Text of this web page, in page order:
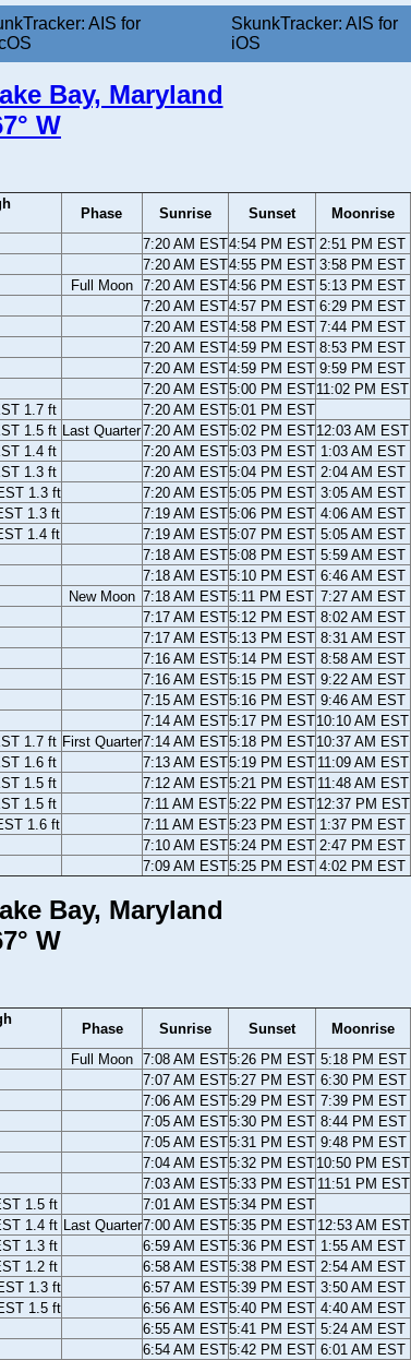
AIS for
SkunkTracker: AIS for
iOS
Bay, Maryland
W
Phase Sunrise Sunset Moonrise
7:20 AM EST4:54 PM EST 2:51 PM EST
7:20 AM EST4:55 PM EST 3:58 PM EST
Full Moon 7:20 AM EST4:56 PM EST 5:13 PM EST
7:20 AM EST4:57 PM EST 6:29 PM EST
7:20 AM EST4:58 PM EST 7:44 PM EST
7:20 AM EST4:59 PM EST 8:53 PM EST
7:20 AM EST4:59 PM EST 9:59 PM EST
7:20 AM EST5:00 PM EST11:02 PM EST
1.7 ft 7:20 AM EST5:01 PM EST
1.5 ft Last Quarter7:20 AM EST5:02 PM EST12:03 AM EST
1.4 ft 7:20 AM EST5:03 PM EST 1:03 AM EST
1.3 ft 7:20 AM EST5:04 PM EST 2:04 AM EST
1.3 ft 7:20 AM EST5:05 PM EST 3:05 AM EST
1.3 ft 7:19 AM EST5:06 PM EST 4:06 AM EST
1.4 ft 7:19 AM EST5:07 PM EST 5:05 AM EST
7:18 AM EST5:08 PM EST 5:59 AM EST
7:18 AM EST5:10 PM EST 6:46 AM EST
New Moon 7:18 AM EST5:11 PM EST 7:27 AM EST
7:17 AM EST5:12 PM EST 8:02 AM EST
7:17 AM EST5:13 PM EST 8:31 AM EST
7:16 AM EST5:14 PM EST 8:58 AM EST
7:16 AM EST5:15 PM EST 9:22 AM EST
7:15 AM EST5:16 PM EST 9:46 AM EST
7:14 AM EST5:17 PM EST10:10 AM EST
1.7 ft First Quarter7:14 AM EST5:18 PM EST10:37 AM EST
1.6 ft 7:13 AM EST5:19 PM EST 11:09 AM EST
1.5 ft 7:12 AM EST5:21 PM EST 11:48 AM EST
1.5 ft 7:11 AM EST5:22 PM EST12:37 PM EST
1.6 ft 7:11 AM EST5:23 PM EST 1:37 PM EST
7:10 AM EST5:24 PM EST 2:47 PM EST
7:09 AM EST5:25 PM EST 4:02 PM EST
Bay, Maryland
W
Phase Sunrise Sunset Moonrise
Full Moon 7:08 AM EST5:26 PM EST 5:18 PM EST
7:07 AM EST5:27 PM EST 6:30 PM EST
7:06 AM EST5:29 PM EST 7:39 PM EST
7:05 AM EST5:30 PM EST 8:44 PM EST
7:05 AM EST5:31 PM EST 9:48 PM EST
7:04 AM EST5:32 PM EST10:50 PM EST
7:03 AM EST5:33 PM EST 11:51 PM EST
1.5 ft 7:01 AM EST5:34 PM EST
1.4 ft Last Quarter7:00 AM EST5:35 PM EST 12:53 AM EST
1.3 ft 6:59 AM EST5:36 PM EST 1:55 AM EST
1.2 ft 6:58 AM EST5:38 PM EST 2:54 AM EST
1.3 ft 6:57 AM EST5:39 PM EST 3:50 AM EST
1.5 ft 6:56 AM EST5:40 PM EST 4:40 AM EST
6:55 AM EST5:41 PM EST 5:24 AM EST
6:54 AM EST5:42 PM EST 6:01 AM EST